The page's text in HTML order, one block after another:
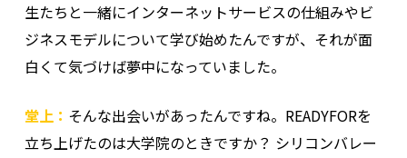
生たちと一緒にインターネットサービスの仕組みやビ
ジネスモデルについて学び始めたんですが、それが面
白くて気づけば夢中になっていました。
堂上： そんな出会いがあったんですね。READYFORを
立ち上げたのは大学院のときですか？ シリコンバレー